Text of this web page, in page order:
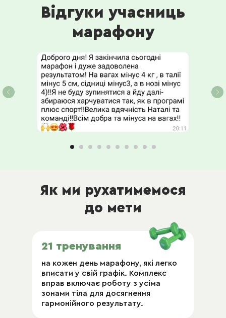
Відгуки учасниць
марафону
Як ми рухатимемося
до мети
21 тренування
на кожен день марафону, які легко
вписати у свій графік. Комплекс
вправ включає роботу з усіма
зонами тіла для досягнення
гармонійного результату.